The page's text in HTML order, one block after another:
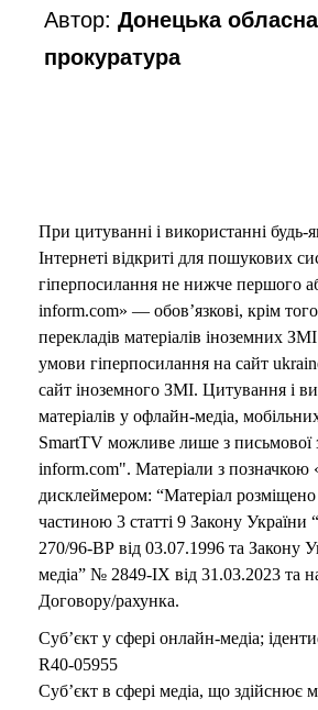
Автор:Донецька обласна
прокуратура
При цитуванні і використанні будь-
Інтернеті відкриті для пошукових
гіперпосилання не нижче першого
inform.com» — обов’язкові, крім
перекладів матеріалів іноземних
умови гіперпосилання на сайт
сайт іноземного ЗМІ. Цитування і
матеріалів у офлайн-медіа,
SmartTV можливе лише з письмової
inform.com". Матеріали з позначкою
дисклеймером: “Матеріал розміщено
частиною 3 статті 9 Закону
270/96-ВР від 03.07.1996 та Закону
медіа” № 2849-IX від 31.03.2023 та на
Договору/рахунка.
Суб’єкт у сфері онлайн-медіа;
R40-05955
Суб’єкт в сфері медіа, що здійснює